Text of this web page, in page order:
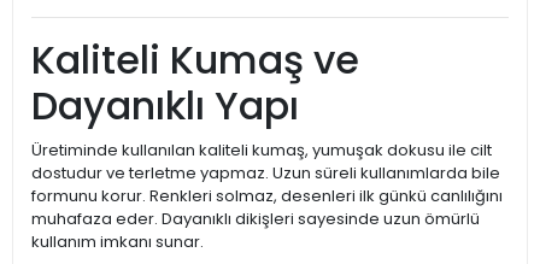
Kaliteli Kumaş ve
Dayanıklı Yapı
Üretiminde kullanılan kaliteli kumaş, yumuşak dokusu ile cilt
dostudur ve terletme yapmaz. Uzun süreli kullanımlarda bile
formunu korur. Renkleri solmaz, desenleri ilk günkü canlılığını
muhafaza eder. Dayanıklı dikişleri sayesinde uzun ömürlü
kullanım imkanı sunar.